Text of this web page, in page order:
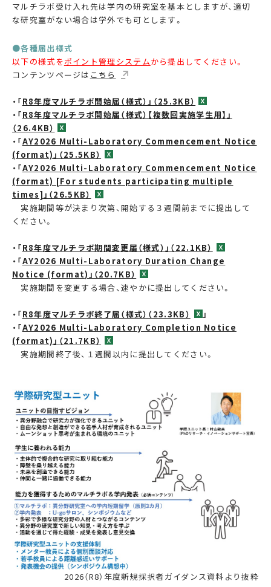
マルチラボ受け入れ先は学内の研究室を基本としますが、適切
な研究室がない場合は学外でも可とします。
●各種届出様式
以下の様式をポイント管理システムから提出してください。
コンテンツページは こちら
・「R8年度マルチラボ開始届（様式）」（25.3KB）
・「R8年度マルチラボ開始届（様式）【複数回実施学生用】」
（26.4KB）
・「AY2026 Multi-Laboratory Commencement Notice
(format)」（25.5KB）
・「AY2026 Multi-Laboratory Commencement Notice
(format) [For students participating multiple
times]」（26.5KB）
実施期間等が決まり次第、開始する３週間前までに提出して
ください。
・「R8年度マルチラボ期間変更届（様式）」（22.1KB）
・「AY2026 Multi-Laboratory Duration Change
Notice (format)」（20.7KB）
実施期間を変更する場合、速やかに提出してください。
・「R8年度マルチラボ終了届（様式）（23.3KB）
」
・「AY2026 Multi-Laboratory Completion Notice
(format)」（21.7KB）
実施期間終了後、１週間以内に提出してください。
2026（R8）年度新規採択者ガイダンス資料より抜粋